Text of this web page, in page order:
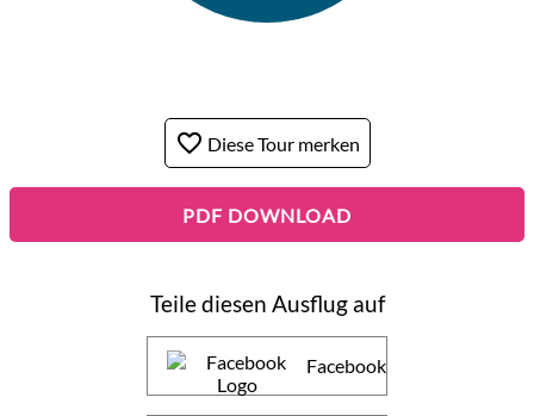
favorite_border Diese Tour merken
PDF DOWNLOAD
Teile diesen Ausflug auf
Facebook